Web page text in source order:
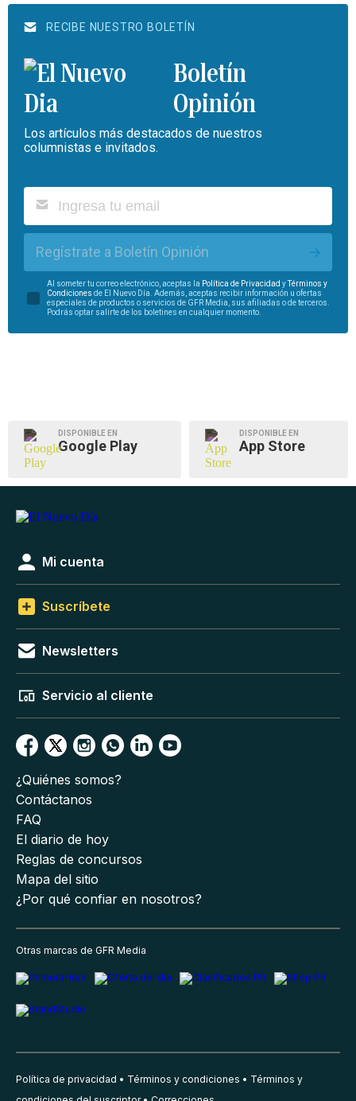
RECIBE NUESTRO BOLETÍN
Boletín
Opinión
Los artículos más destacados de nuestros
columnistas e invitados.
Regístrate a Boletín Opinión
Al someter tu correo electrónico, aceptas la Política de Privacidad yTérminos y
Condiciones de El Nuevo Día. Además, aceptas recibir información u ofertas
especiales de productos o servicios de GFR Media, sus afiliadas o de terceros.
Podrás optar salirte de los boletines en cualquier momento.
DISPONIBLE EN
Google Play
DISPONIBLE EN
App Store
Mi cuenta
Suscríbete
Newsletters
Servicio al cliente
¿Quiénes somos?
Contáctanos
FAQ
El diario de hoy
Reglas de concursos
Mapa del sitio
¿Por qué confiar en nosotros?
Otras marcas de GFR Media
Política de privacidad Términos y condiciones
Términos y